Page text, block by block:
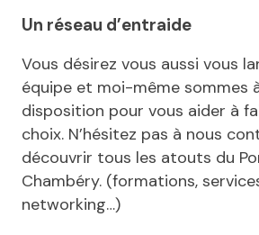
Un réseau d’entraide
Vous désirez vous aussi vous
équipe et moi-même sommes
disposition pour vous aider à
choix. N’hésitez pas à nous
découvrir tous les atouts du
Chambéry. (formations,
networking…)